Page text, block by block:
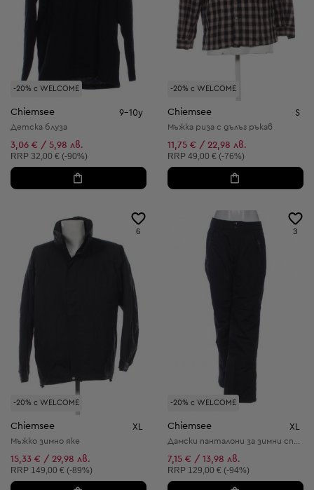
-20% с WELCOME
Chiemsee 9-10y
Детска блуза
3,06 € / 5,98 лв.
Препоръчителна цена:
RRP 32,00 € (-90%)
-20% с WELCOME
Chiemsee S
Мъжка риза с дълъг ръкав
11,75 € / 22,98 лв.
Препоръчителна цена:
RRP 49,00 € (-76%)
-20% с WELCOME
6
Chiemsee XL
Мъжко зимно яке
15,33 € / 29,98 лв.
Препоръчителна цена:
RRP 149,00 € (-89%)
-20% с WELCOME
3
Chiemsee XL
7,15 € / 13,98 лв.
Препоръчителна цена:
RRP 129,00 € (-94%)